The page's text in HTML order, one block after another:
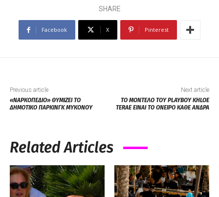
SHARE
Facebook X Pinterest
Previous article
«ΝΑΡΚΟΠΕΔΙΟ» ΘΥΜΙΖΕΙ ΤΟ
ΔΗΜΟΤΙΚΟ ΠΑΡΚΙΝΓΚ ΜΥΚΟΝΟΥ
Next article
TO ΜΟΝΤΕΛΟ ΤΟΥ PLAYBOY KHLOE
TERAE ΕΙΝΑΙ ΤΟ ΟΝΕΙΡΟ ΚΑΘΕ ΑΝΔΡΑ
Related Articles